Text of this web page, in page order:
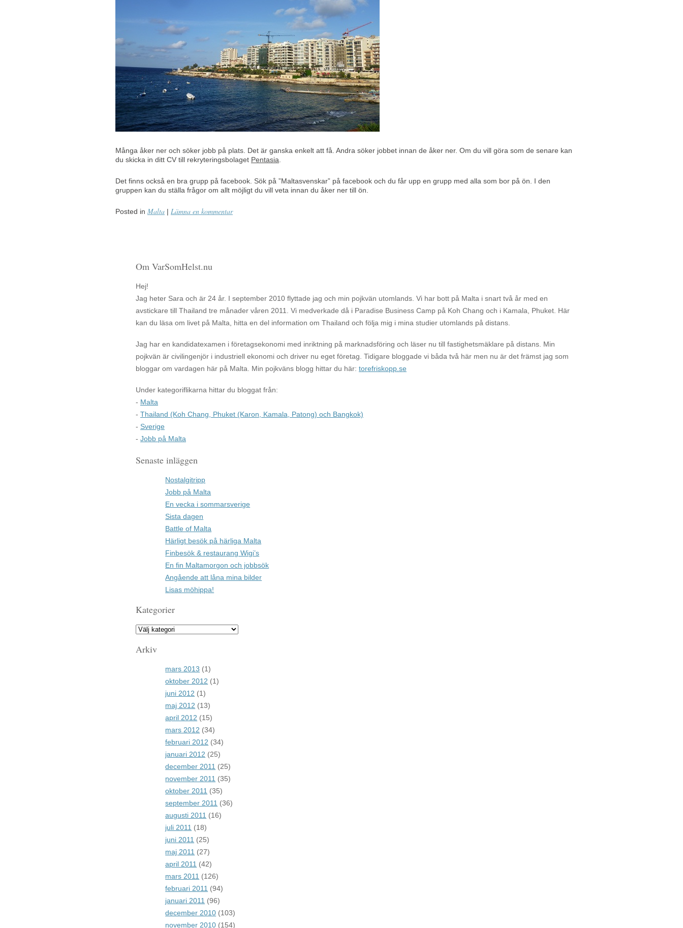
Många åker ner och söker jobb på plats. Det är ganska enkelt att få. Andra söker jobbet innan de åker ner. Om du vill göra som de senare kan
du skicka in ditt CV till rekryteringsbolaget Pentasia
Det finns också en bra grupp på facebook. Sök på ”Maltasvenskar” på facebook och du får upp en grupp med alla som bor på ön. I den
gruppen kan du ställa frågor om allt möjligt du vill veta innan du åker ner till ön.
Posted in Malta | Lämna en kommentar
Om VarSomHelst.nu
Hej!
Jag heter Sara och är 24 år. I september 2010 flyttade jag och min pojkvän utomlands. Vi har bott på Malta i snart två år med en
avstickare till Thailand tre månader våren 2011. Vi medverkade då i Paradise Business Camp på Koh Chang och i Kamala, Phuket. Här
kan du läsa om livet på Malta, hitta en del information om Thailand och följa mig i mina studier utomlands på distans.
Jag har en kandidatexamen i företagsekonomi med inriktning på marknadsföring och läser nu till fastighetsmäklare på distans. Min
pojkvän är civilingenjör i industriell ekonomi och driver nu eget företag. Tidigare bloggade vi båda två här men nu är det främst jag som
bloggar om vardagen här på Malta. Min pojkväns blogg hittar du här: torefriskopp.se
Under kategoriflikarna hittar du bloggat från:
- Malta
- Thailand (Koh Chang, Phuket (Karon, Kamala, Patong) och Bangkok)
- Sverige
- Jobb på Malta
Senaste inläggen
Nostalgitripp
Jobb på Malta
En vecka i sommarsverige
Sista dagen
Battle of Malta
Härligt besök på härliga Malta
Finbesök & restaurang Wigi’s
En fin Maltamorgon och jobbsök
Angående att låna mina bilder
Lisas möhippa!
Kategorier
Arkiv
mars 2013 (1)
oktober 2012 (1)
juni 2012 (1)
maj 2012 (13)
april 2012 (15)
mars 2012 (34)
februari 2012 (34)
januari 2012 (25)
december 2011 (25)
november 2011 (35)
oktober 2011 (35)
september 2011 (36)
augusti 2011 (16)
juli 2011 (18)
juni 2011 (25)
maj 2011 (27)
april 2011 (42)
mars 2011 (126)
februari 2011 (94)
januari 2011 (96)
december 2010 (103)
november 2010 (154)